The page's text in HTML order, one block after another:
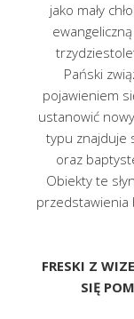
jako mały
Pański
pojawieniem
ustanowić
typu znajduje
oraz
Obiekty te
przedstawienia
FRESKI Z
SIĘ